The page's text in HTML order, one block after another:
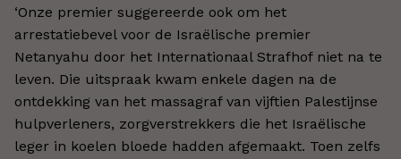
‘Onze premier suggereerde ook om het
arrestatiebevel voor de Israëlische premier
Netanyahu door het Internationaal Strafhof niet na te
leven. Die uitspraak kwam enkele dagen na de
ontdekking van het massagraf van vijftien Palestijnse
hulpverleners, zorgverstrekkers die het Israëlische
leger in koelen bloede hadden afgemaakt. Toen zelfs